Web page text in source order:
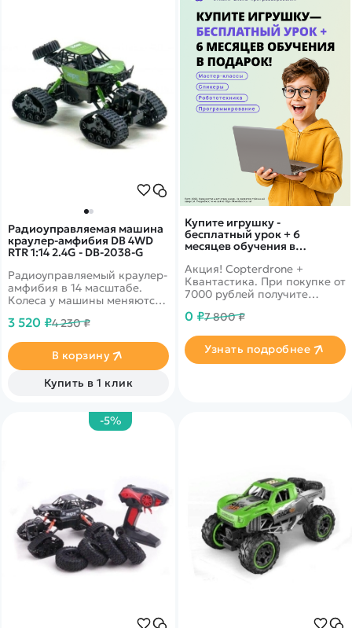
Купите игрушку -
бесплатный урок + 6
месяцев обучения в
Акция! Copterdrone +
Квантастика. При покупке от
7000 рублей получите
нашего партнера
0 ₽7 800 ₽
Узнать подробнее
Радиоуправляемая машина
краулер-амфибия DB 4WD
RTR 1:14 2.4G - DB-2038-G
Радиоуправляемый краулер-
амфибия в 14 масштабе.
Колеса у машины меняются
комплекте. Модель ездит по
грязи. Привод полный. Два
коллекторных двигателя.
Цвет зеленый
3 520 ₽4 230 ₽
В корзину
Купить в 1 клик
-5%
Детские электромобили
Спецтехника
Железные дороги
Конструкторы
Запчасти для моделей
Оплата на сайте